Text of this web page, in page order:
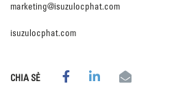
marketing@isuzulocphat.com
isuzulocphat.com
CHIA SẺ